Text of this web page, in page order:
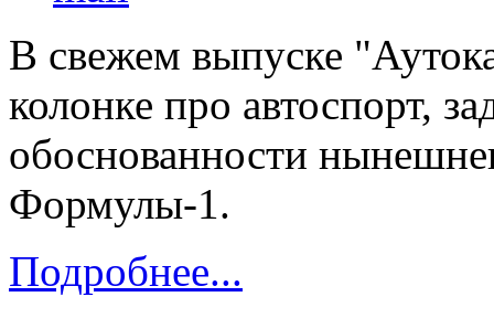
В свежем выпуске
колонке про автоспорт,
обоснованности
Формулы-1.
Подробнее...